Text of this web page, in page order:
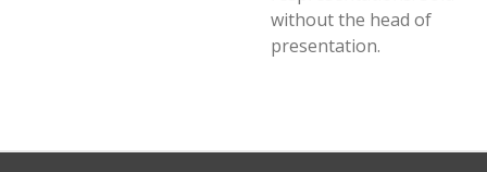
without the head of
presentation.